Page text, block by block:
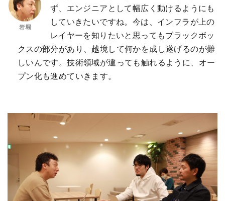
ず、エンジニアとして幅広く動けるようにも
していきたいですね。今は、インフラが上の
レイヤーを知りたいと思ってもブラックボッ
クスの部分があり、越境して何かを成し遂げるのが難
しいんです。技術領域が違っても触れるように、オー
プン化も進めていきます。